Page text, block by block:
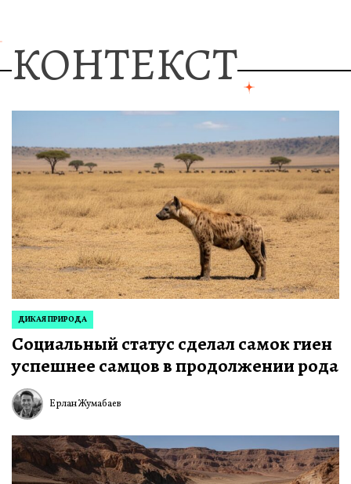
КОНТЕКСТ
ОПУБЛИКОВАНО
В
ДИКАЯ ПРИРОДА
Социальный статус сделал самок гиен
успешнее самцов в продолжении рода
Ерлан Жумабаев